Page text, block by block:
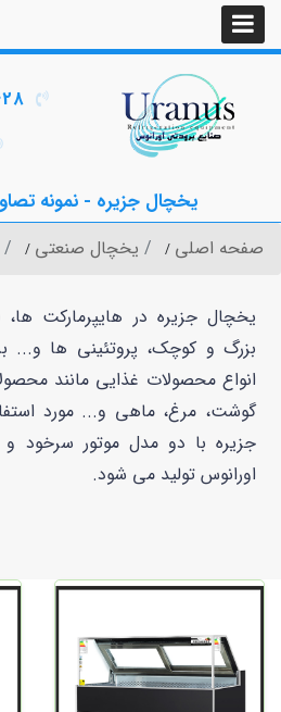
یخچال جزیره - نمونه
صفحه اصلی یخچال صنعتی
یخچال جزیره در هایپرمارکت
بزرگ و کوچک، پروتئینی ها و...
انواع محصولات غذایی مانند
گوشت، مرغ، ماهی و... مورد
جزیره با دو مدل موتور سرخود و
اورانوس تولید می شود.